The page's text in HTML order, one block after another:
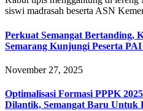
siswi madrasah beserta ASN
Perkuat Semangat Bertanding,
Semarang Kunjungi Peserta
November 27, 2025
Optimalisasi Formasi PPPK
Dilantik, Semangat Baru Untuk